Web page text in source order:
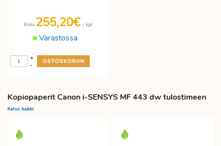
Varastossa
Hinta 255,20€ / kpl
-
+
Kopiopaperit Canon i-SENSYS MF 443 dw tulostimeen
Katso kaikki